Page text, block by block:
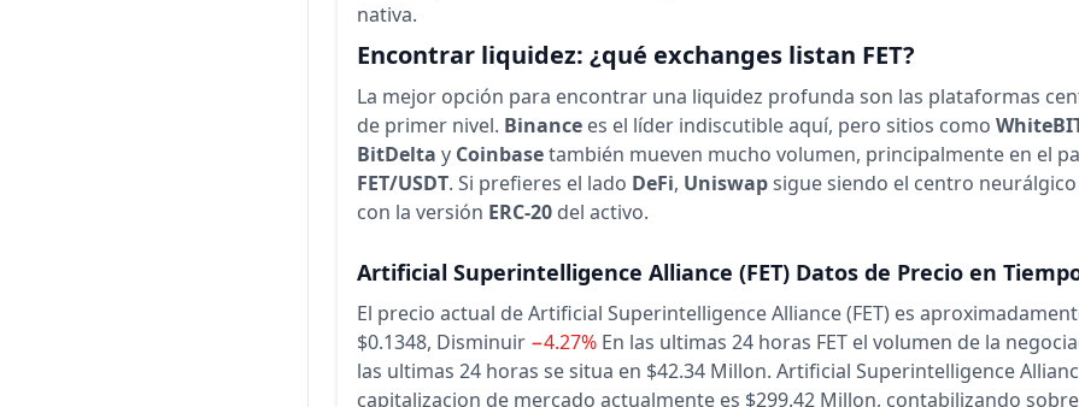
nativa.
Encontrar liquidez: ¿qué exchanges listan FET?
La mejor opción para encontrar una liquidez profunda son las plataformas
de primer nivel. Binance es el líder indiscutible aquí, pero sitios como
BitDelta y Coinbasetambién mueven mucho volumen, principalmente en el
FET/USDT. Si prefieres el lado DeFi, Uniswapsigue siendo el centro
con la versión ERC-20 del activo.
Artificial Superintelligence Alliance (FET) Datos de Precio en
El precio actual de Artificial Superintelligence Alliance (FET) es
$0.1348, Disminuir −4.27% En las ultimas 24 horas FET el volumen de la
las ultimas 24 horas se situa en $42.34 Millon. Artificial Superintelligence
capitalizacion de mercado actualmente es $299.42 Millon, contabilizando